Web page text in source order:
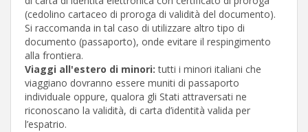
(cedolino cartaceo di proroga di validità del documento).
Si raccomanda in tal caso di utilizzare altro tipo di
documento (passaporto), onde evitare il respingimento
alla frontiera.
Viaggi all'estero di minori: tutti i minori italiani che
viaggiano dovranno essere muniti di passaporto
individuale oppure, qualora gli Stati attraversati ne
riconoscano la validità, di carta d’identità valida per
l’espatrio.